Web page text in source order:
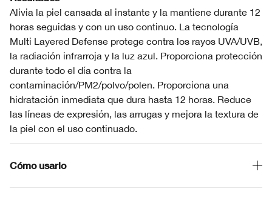
Alivia la piel cansada al instante y la mantiene durante 12
horas seguidas y con un uso continuo. La tecnología
Multi Layered Defense protege contra los rayos UVA/UVB,
la radiación infrarroja y la luz azul. Proporciona protección
durante todo el día contra la
contaminación/PM2/polvo/polen. Proporciona una
hidratación inmediata que dura hasta 12 horas. Reduce
las líneas de expresión, las arrugas y mejora la textura de
la piel con el uso continuado.
Cómo usarlo